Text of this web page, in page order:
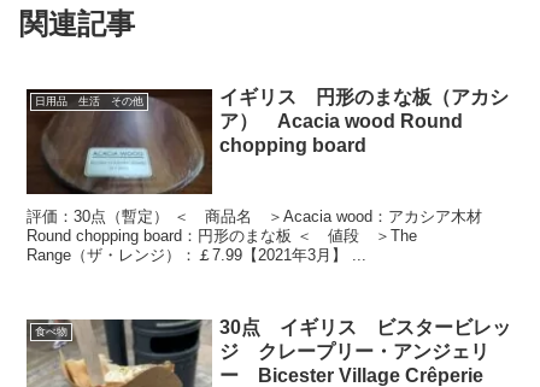
関連記事
日用品 生活 その他
イギリス 円形のまな板（アカシ
ア） Acacia wood Round
chopping board
評価：30点（暫定） ＜ 商品名 ＞Acacia wood：アカシア木材
Round chopping board：円形のまな板 ＜ 値段 ＞The
Range（ザ・レンジ）：￡7.99【2021年3月】 ...
食べ物
30点 イギリス ビスタービレッ
ジ クレープリー・アンジェリ
ー Bicester Village Crêperie